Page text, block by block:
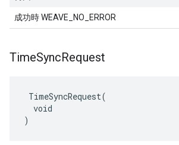
成功時 WEAVE_NO_ERROR
TimeSyncRequest
TimeSyncRequest(
  void
)